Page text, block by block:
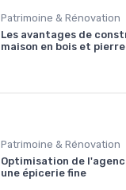
Patrimoine & Rénovation
Les avantages de
maison en bois et pierre
Patrimoine & Rénovation
Optimisation de
une épicerie fine